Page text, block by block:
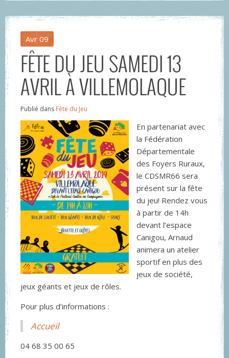
Avr 09
FÊTE DU JEU SAMEDI 13
AVRIL À VILLEMOLAQUE
Publié dans Fête du Jeu
En partenariat avec
la Fédération
Départementale
des Foyers Ruraux,
le CDSMR66 sera
présent sur la fête
du jeu! Rendez vous
à partir de 14h
devant l’espace
Canigou, Arnaud
animera un atelier
sportif en plus des
jeux de société,
jeux géants et jeux de rôles.
Pour plus d’informations :
Accueil
04 68 35 00 65